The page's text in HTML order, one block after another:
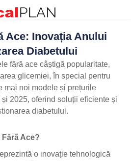
Ace: Inovația Anului
Diabetului
fără ace câștigă popularitate,
glicemiei, în special pentru
mai noi modele și prețurile
2025, oferind soluții eficiente și
diabetului.
Ace?
o inovație tehnologică